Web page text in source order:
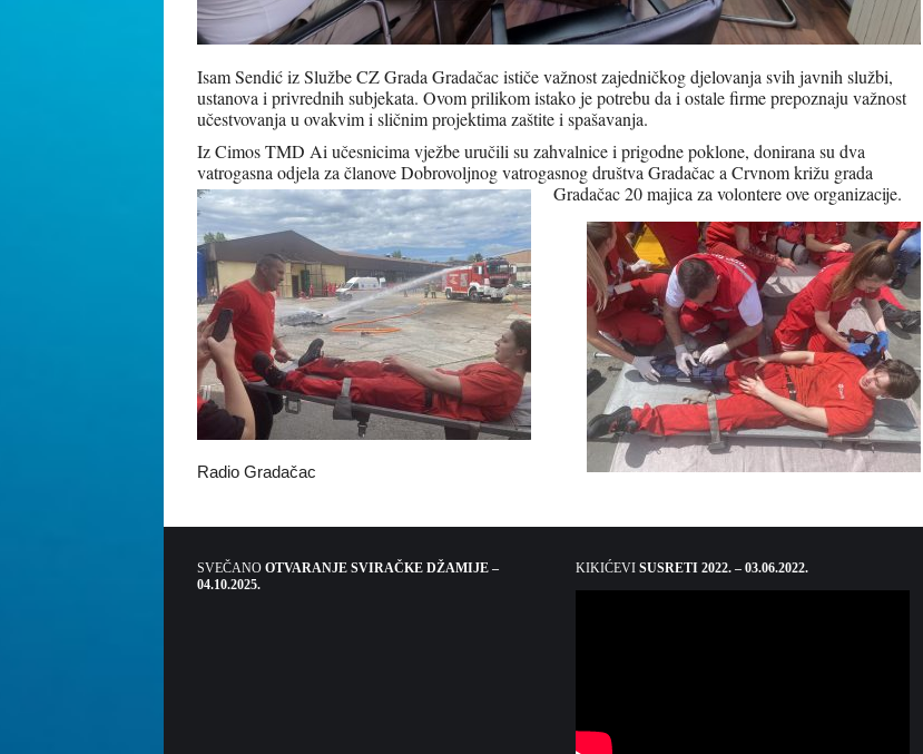
Isam Sendić iz Službe CZ Grada Gradačac ističe važnost zajedničkog djelovanja svih javnih službi,
ustanova i privrednih subjekata. Ovom prilikom istako je potrebu da i ostale firme prepoznaju važnost
učestvovanja u ovakvim i sličnim projektima zaštite i spašavanja.
Iz Cimos TMD Ai učesnicima vježbe uručili su zahvalnice i prigodne poklone, donirana su dva
vatrogasna odjela za članove Dobrovoljnog vatrogasnog društva Gradačac a Crvnom križu grada
Gradačac 20 majica za volontere ove organizacije.
Radio Gradačac
SVEČANO OTVARANJE SVIRAČKE DŽAMIJE –
04.10.2025.
KIKIĆEVI SUSRETI 2022. – 03.06.2022.